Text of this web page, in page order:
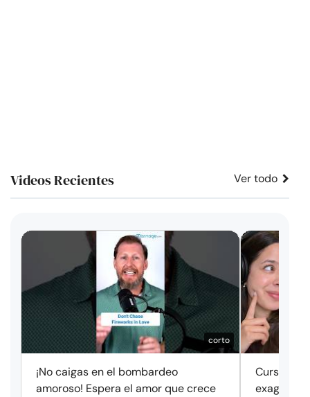
Videos Recientes Ver todo
corto
¡No caigas en el bombardeo
amoroso! Espera el amor que crece
Cursos